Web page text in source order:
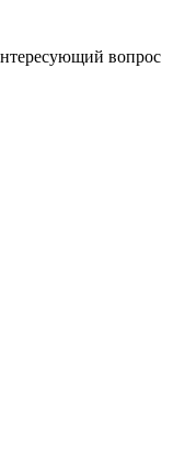
вопрос